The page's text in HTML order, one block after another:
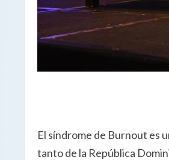
El síndrome de Burnout es
tanto de la República